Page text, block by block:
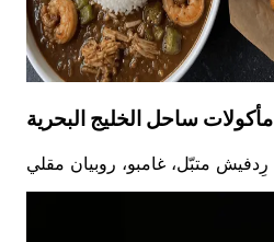
مأكولات ساحل الخليج البحرية